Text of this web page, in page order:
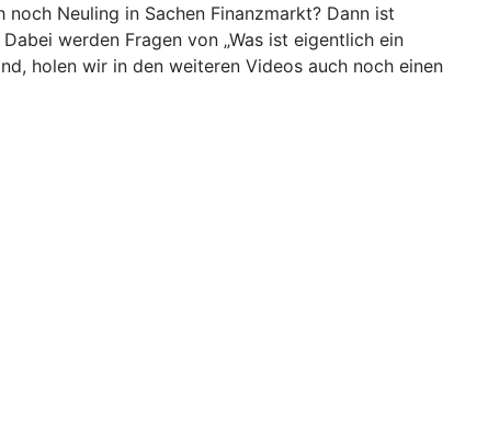
Neuling in Sachen Finanzmarkt? Dann ist
werden Fragen von „Was ist eigentlich ein
holen wir in den weiteren Videos auch noch einen